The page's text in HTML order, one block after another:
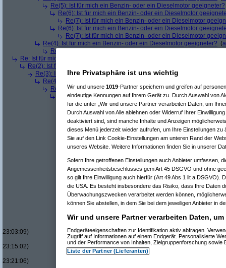
Re(5): Ist für mich ein Benzin- oder ein Dieselmotor geeigneter?
Re(6): Ist für mich ein Benzin- oder ein Dieselmotor
Re(7): Ist für mich ein Benzin- oder ein Dieselmotor
Re(6): Ist für mich ein Benzin- oder ein Dieselmotor
Re(7): Ist für mich ein Benzin- oder ein Dieselmotor
Re(4): Ist für mich ein Benzin- oder ein Dieselmotor geeigneter? (
Re(5): Ist für mich ein Benzin- oder ein Dieselmotor geeigneter?
Re: Ist für mich ein Benzin- oder ein Dieselmotor geeigneter?
Re(2): Ist für mich ein Benzin- oder ein Dieselmotor geeigneter?
Re(3): Ist für mich ein Benzin- oder ein Dieselmotor geeigneter?
Re(4): Ist für mich ein Benzin- oder ein Dieselmotor geeigneter?
Re(5): Ist für mich ein Benzin- oder ein Dieselmotor geeigneter?
Re(6): Ist für mich ein Benzin- oder ein Dieselmotor
Re(7): Ist für mich ein Benzin- oder ein Dieselmotor
Re(8): Ist für mich ein Benzin- oder ein Dieselmotor
Re(9): Ist für mich ein Benzin- oder ein Dieselmotor
Re(10): Ist für mich ein Benzin- oder ein
Re(11): Ist für mich ein Benzin- oder ein
Re(11): Ist für mich ein Benzin- oder ein
Re(7): Ist für mich ein Benzin- oder ein Dieselmotor
Re(7): Ist für mich ein Benzin- oder ein Dieselmotor
Re(8): Ist für mich ein Benzin- oder ein Dieselmotor
Re(9): Ist für mich ein Benzin- oder ein Dieselmotor
Re(10): Ist für mich ein Benzin- oder ein
Re(11): Ist für mich ein Benzin- oder ein
Re(12): Ist für mich ein Benzin- oder ein
Re(13): Ist für mich ein Benzin- oder ein
Re(15): Ist für mich ein Benzin-
23:03:09)
Re(17): Ist für mich ein
23:15:02)
Re(17): Ist für mich ein
23:21:06)
Ihre Privatsphäre ist uns wichtig
Wir und unsere 1019-Partner speichern und greifen auf
eindeutige Kennungen auf Ihrem Gerät zu. Durch Auswahl von
für die unter „Wir und unsere Partner verarbeiten Daten, um
Durch Auswahl von Alle ablehnen oder Widerruf Ihrer
deaktiviert sind, sind manche Inhalte und Anzeigen
dieses Menü jederzeit wieder aufrufen, um Ihre Einstellungen
Sie auf den Link Cookie-Einstellungen am unteren Rand der
unseres Website. Weitere Informationen finden Sie in unserer
Sofern Ihre getroffenen Einstellungen auch Anbieter umfassen,
Angemessenheitsbeschlusses gem Art 45 DSGVO und ohne
so gilt Ihre Einwilligung auch hierfür (Art 49 Abs 1 lit a DSGVO).
die USA. Es besteht insbesondere das Risiko, dass Ihre Daten
Überwachungszwecken verarbeitet werden können,
können Sie abstellen, in dem Sie bei dem jeweiligen Anbieter in
Wir und unsere Partner verarbeiten Daten,
Endgeräteeigenschaften zur Identifikation aktiv abfragen.
Zugriff auf Informationen auf einem Endgerät. Personalisierte
und der Performance von Inhalten, Zielgruppenforschung sowie
Liste der Partner (Lieferanten)